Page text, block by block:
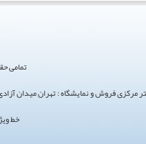
تمامی
فروش و نمایشگاه : تهران میدان آزادی خیابان آزادی میدان استاد
خط ویژه